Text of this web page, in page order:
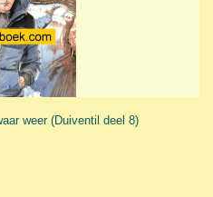
weer (Duiventil deel 8)